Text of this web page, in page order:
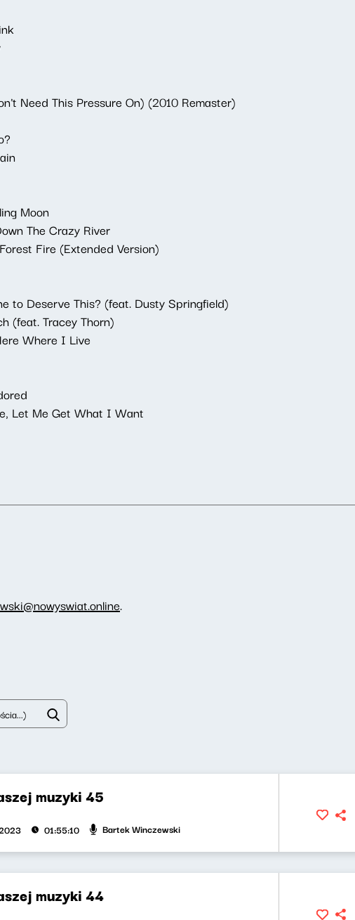
Need This Pressure On) (2010 Remaster)
Moon
The Crazy River
Fire (Extended Version)
to Deserve This? (feat. Dusty Springfield)
(feat. Tracey Thorn)
Where I Live
Let Me Get What I Want
.
muzyki 45
01:55:10 Bartek Winczewski
muzyki 44